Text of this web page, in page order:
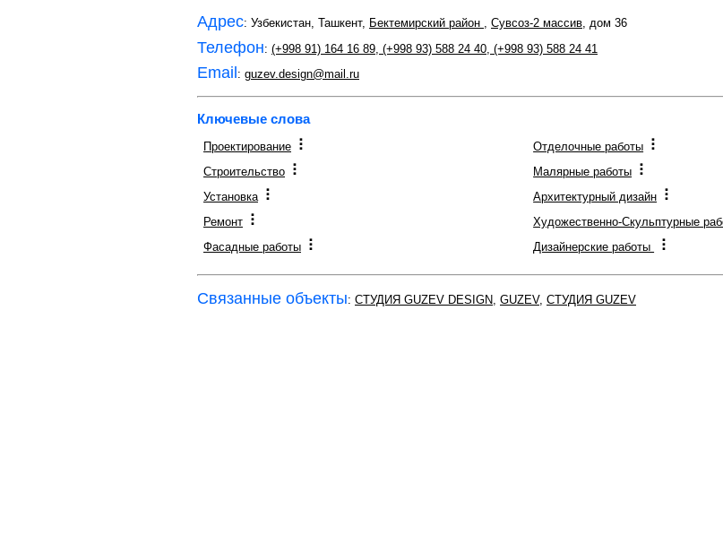
Адрес: Узбекистан, Ташкент, Бектемирский район , Сувсоз-2 массив, дом 36
Телефон: (+998 91) 164 16 89 (+998 93) 588 24 40 (+998 93) 588 24 41
Email : guzev.design@mail.ru
Ключевые слова
Проектирование
Строительство
Установка
Ремонт
Фасадные работы
Отделочные работы
Малярные работы
Архитектурный дизайн
Художественно-Скульптурные
Дизайнерские работы
Связанные объекты: СТУДИЯ GUZEV DESIGN, GUZEV, СТУДИЯ GUZEV